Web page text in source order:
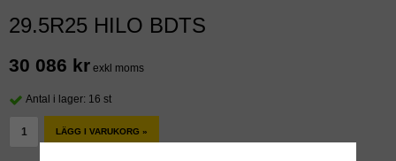
29.5R25 HILO BDTS
30 086 kr exkl moms
Antal i lager: 16 st
LÄGG I VARUKORG »